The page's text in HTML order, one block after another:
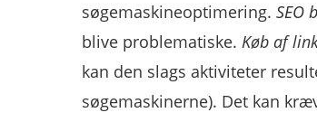
søgemaskineoptimering. SEO
blive problematiske. Køb af
kan den slags aktiviteter
søgemaskinerne). Det kan